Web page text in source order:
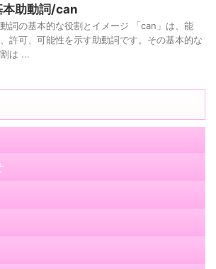
本助動詞/can
詞の基本的な役割とイメージ 「can」は、能
許可、可能性を示す助動詞です。その基本的な
は ...